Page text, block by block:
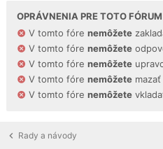
OPRÁVNENIA PRE TOTO FÓRUM
V tomto fóre nemôžete
V tomto fóre nemôžete
V tomto fóre nemôžete
V tomto fóre nemôžete
V tomto fóre nemôžete
Rady a návody